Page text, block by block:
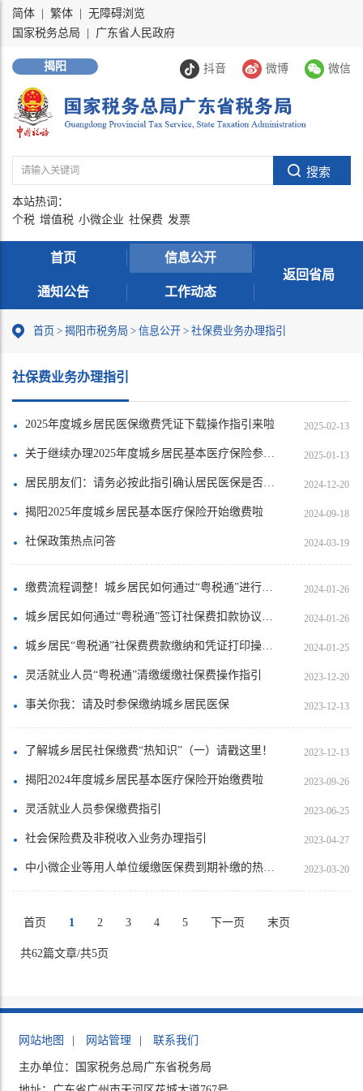
简体 繁体
无障碍浏览
国家税务总局
广东省人民政府
抖音 微博 微信
揭阳
本站热词：
个税 增值税 小微企业 社保费 发票
首页 信息公开
通知公告 工作动态
返回省局
首页 > 揭阳市税务局 > 信息公开 > 社保费业务办理指引
社保费业务办理指引
2025年度城乡居民医保缴费凭证下载操作指引来啦 2025-02-13
关于继续办理2025年度城乡居民基本医疗保险参保缴费事宜的公告 2025-01-13
居民朋友们：请务必按此指引确认居民医保是否缴费成功！！！ 2024-12-20
揭阳2025年度城乡居民基本医疗保险开始缴费啦 2024-09-18
社保政策热点问答 2024-03-19
缴费流程调整！城乡居民如何通过“粤税通”进行社保费缴费档次变更？ 2024-01-26
城乡居民如何通过“粤税通”签订社保费扣款协议呢？ 2024-01-26
城乡居民“粤税通”社保费费款缴纳和凭证打印操作指引看这里~ 2024-01-25
灵活就业人员“粤税通”清缴缓缴社保费操作指引 2023-12-20
事关你我：请及时参保缴纳城乡居民医保 2023-12-13
了解城乡居民社保缴费“热知识”（一）请戳这里！ 2023-12-13
揭阳2024年度城乡居民基本医疗保险开始缴费啦 2023-09-26
灵活就业人员参保缴费指引 2023-06-25
社会保险费及非税收入业务办理指引 2023-04-27
中小微企业等用人单位缓缴医保费到期补缴的热点问答 2023-03-20
首页 1 2 3 4 5 下一页 末页
共62篇文章/共5页
网站地图 网站管理 联系我们
主办单位：国家税务总局广东省税务局